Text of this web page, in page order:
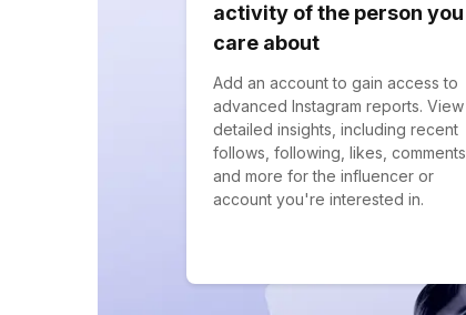
activity of the person you
care about
Add an account to gain access to
advanced Instagram reports. View
detailed insights, including recent
follows, following, likes, comments,
and more for the influencer or
account you're interested in.